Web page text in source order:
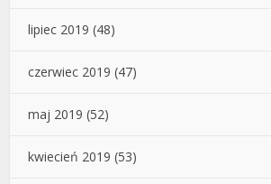
lipiec 2019 (48)
czerwiec 2019 (47)
maj 2019 (52)
kwiecień 2019 (53)